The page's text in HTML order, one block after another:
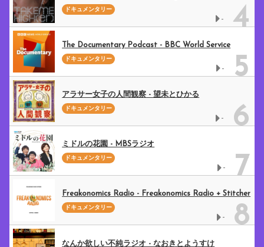
- 4
ドキュメンタリー
- 5
The Documentary Podcast - BBC World Service
ドキュメンタリー
- 6
アラサー女子の人間観察 - 望未とひかる
ドキュメンタリー
- 7
ミドルの花園 - MBSラジオ
ドキュメンタリー
- 8
Freakonomics Radio - Freakonomics Radio + Stitcher
ドキュメンタリー
なんか欲しい不純ラジオ - なおきとようすけ